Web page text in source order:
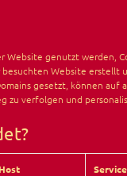
genutzt werden,
besuchten Website
gesetzt, können
zu verfolgen und
Service